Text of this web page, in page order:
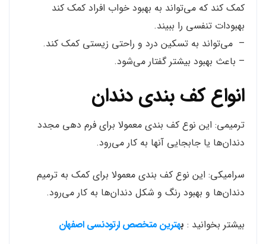
کمک کند که می‌تواند به بهبود خواب افراد کمک کند
بهبودات تنفسی را ببیند.
– می‌تواند به تسکین درد و راحتی زیستی کمک کند.
– باعث بهبود بیشتر گفتار می‌شود.
انواع کف بندی دندان
ترمیمی: این نوع کف بندی معمولا برای فرم دهی مجدد
دندان‌ها یا جابجایی آنها به کار می‌رود.
سرامیکی: این نوع کف بندی معمولا برای کمک به ترمیم
دندان‌ها و بهبود رنگ و شکل دندان‌ها به کار می‌رود.
بیشتر بخوانید : بهترین متخصص ارتودنسی اصفهان